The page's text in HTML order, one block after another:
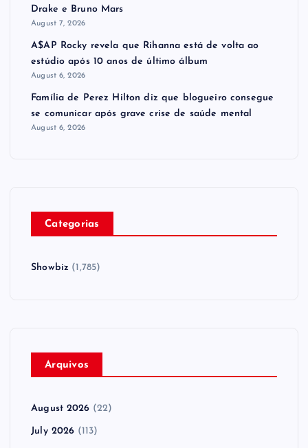
Drake e Bruno Mars
August 7, 2026
A$AP Rocky revela que Rihanna está de volta ao
estúdio após 10 anos de último álbum
August 6, 2026
Família de Perez Hilton diz que blogueiro consegue
se comunicar após grave crise de saúde mental
August 6, 2026
Categorias
Showbiz (1,785)
Arquivos
August 2026 (22)
July 2026 (113)